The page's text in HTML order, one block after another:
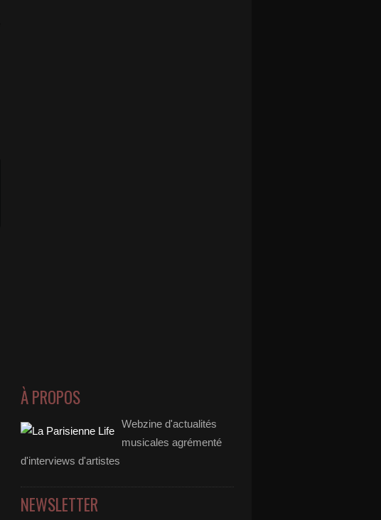
À PROPOS
Webzine d'actualités
musicales agrémenté
d'interviews d'artistes
NEWSLETTER